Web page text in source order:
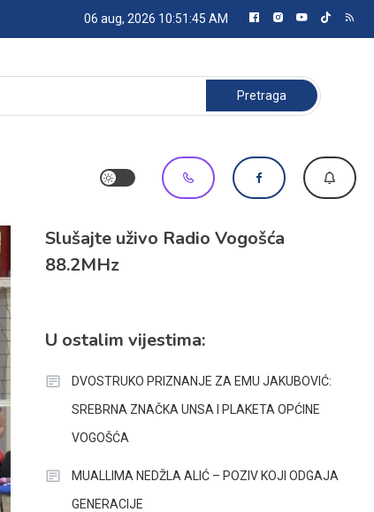
06 aug, 2026 10:51:46 AM
Pretraga:
Slušajte uživo Radio Vogošća
88.2MHz
U ostalim vijestima:
DVOSTRUKO PRIZNANJE ZA EMU JAKUBOVIĆ:
SREBRNA ZNAČKA UNSA I PLAKETA OPĆINE
VOGOŠĆA
MUALLIMA NEDŽLA ALIĆ – POZIV KOJI ODGAJA
GENERACIJE